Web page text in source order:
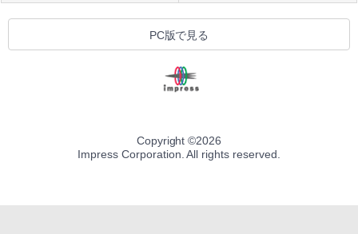
PC版で見る
Copyright ©2026
Impress Corporation. All rights reserved.